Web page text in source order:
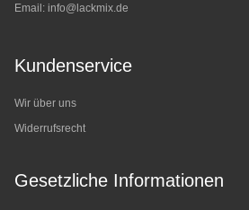
Email: info@lackmix.de
Kundenservice
Wir über uns
Widerrufsrecht
Gesetzliche Informationen